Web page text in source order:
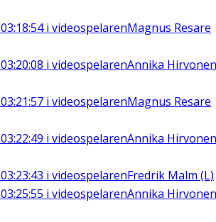
03:18:54i videospelarenMagnus Resare
03:20:08 i videospelarenAnnika Hirvonen
03:21:57 i videospelarenMagnus Resare
03:22:49 i videospelarenAnnika Hirvonen
03:23:43 i videospelarenFredrik Malm (L)
03:25:55 i videospelarenAnnika Hirvonen